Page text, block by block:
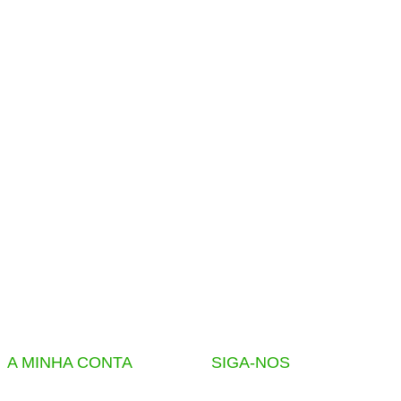
A MINHA CONTA SIGA-NOS